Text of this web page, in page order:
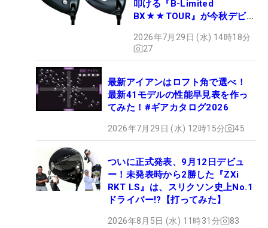
叩ける『B-Limited
BX★★TOUR』が今秋デビュ
2026年7月29日 (水) 14時18分
27
最新アイアンはロフト角で選べ！
最新41モデルの性能早見表を作っ
てみた！#ギアカタログ2026
2026年7月29日 (水) 12時15分 45
ついに正式発表、9月12日デビュ
ー！未発表時から2勝した『ZXi
RKT LS』は、スリクソン史上No.1
ドライバー!?【打ってみた】
2026年8月5日 (水) 11時31分 83